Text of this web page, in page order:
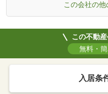
この会社の
この不動
無料・
入居条